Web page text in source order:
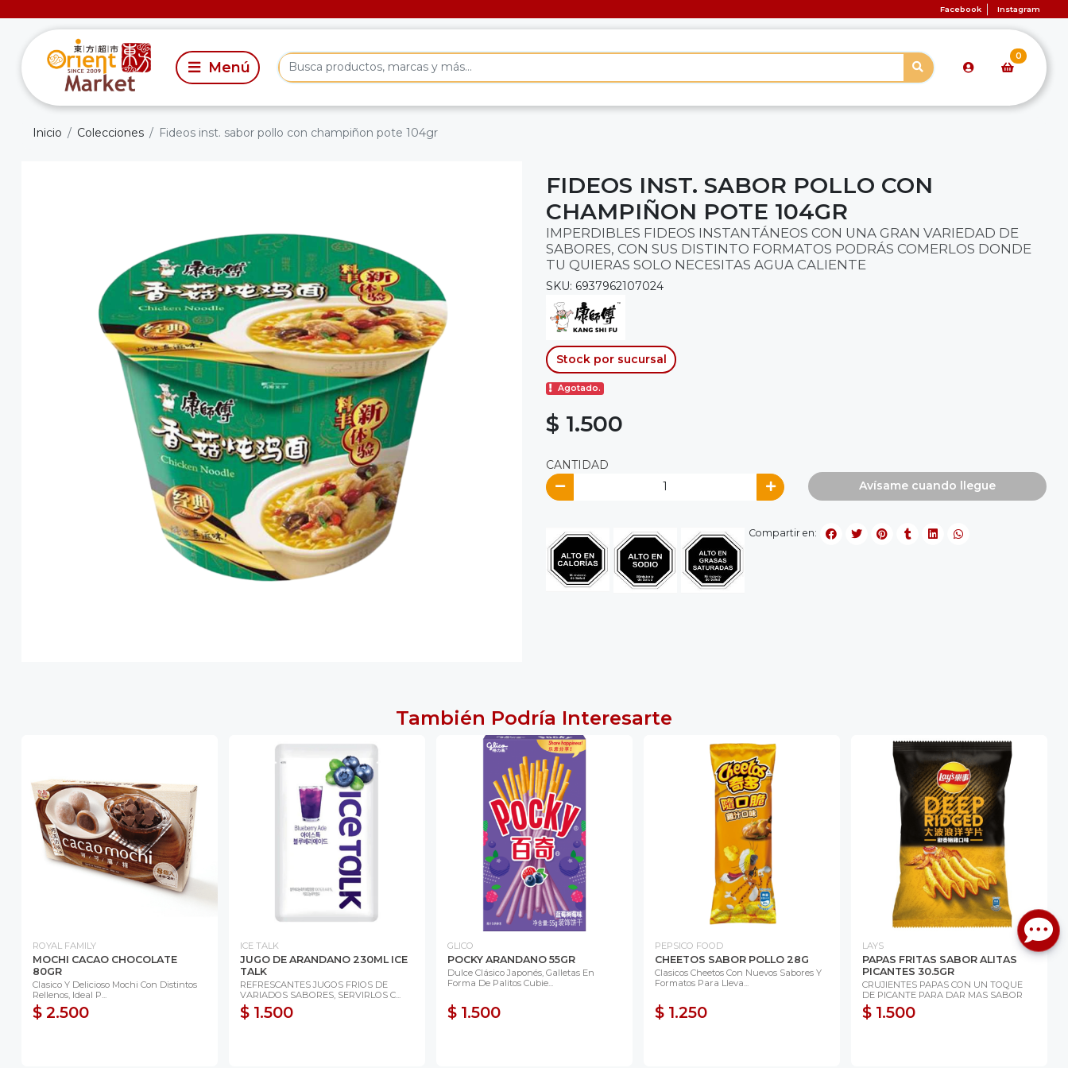
Facebook Instagram
0
Inicio Colecciones Fideos inst. sabor pollo con champiñon pote 104gr
FIDEOS INST. SABOR POLLO CON
CHAMPIÑON POTE 104GR
IMPERDIBLES FIDEOS INSTANTÁNEOS CON UNA GRAN VARIEDAD DE
SABORES, CON SUS DISTINTO FORMATOS PODRÁS COMERLOS DONDE
TU QUIERAS SOLO NECESITAS AGUA CALIENTE
SKU: 6937962107024
Stock por sucursal
Agotado.
$ 1.500
CANTIDAD
Avísame cuando llegue
Compartir en:
También Podría Interesarte
ROYAL FAMILY
MOCHI CACAO CHOCOLATE
80GR
Clasico Y Delicioso Mochi Con Distintos
Rellenos, Ideal P...
$ 2.500
ICE TALK
JUGO DE ARANDANO 230ML ICE
TALK
REFRESCANTES JUGOS FRIOS DE
VARIADOS SABORES, SERVIRLOS C...
$ 1.500
GLICO
POCKY ARANDANO 55GR
Dulce Clásico Japonés, Galletas En
Forma De Palitos Cubie...
$ 1.500
PEPSICO FOOD
CHEETOS SABOR POLLO 28G
Clasicos Cheetos Con Nuevos Sabores Y
Formatos Para Lleva...
$ 1.250
LAYS
PAPAS FRITAS SABOR ALITAS
PICANTES 30.5GR
CRUJIENTES PAPAS CON UN TOQUE
DE PICANTE PARA DAR MAS SABOR
$ 1.500